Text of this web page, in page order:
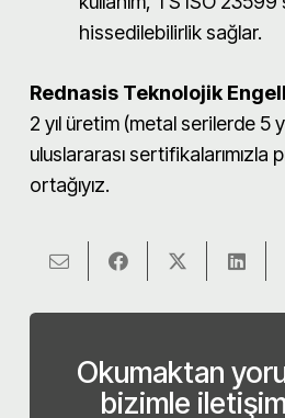
hissedilebilirlik sağlar.
Rednasis Teknolojik
2 yıl üretim (metal serilerde 5
uluslararası
ortağıyız.
Okumaktan
bizimle